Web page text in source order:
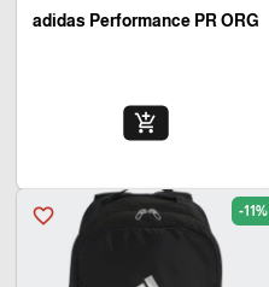
adidas Performance PR ORG
add_shopping_cart
favorite_border -11%